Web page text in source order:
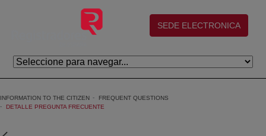
Skip to Main Content
(abre en nueva ventana)
SEDE ELECTRONICA
INFORMATION TO THE CITIZEN
FREQUENT QUESTIONS
DETALLE PREGUNTA FRECUENTE